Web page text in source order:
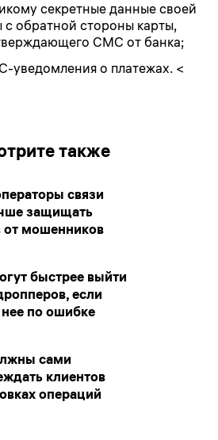
секретные данные своей
обратной стороны карты,
СМС от банка;
о платежах. <
также
связи
защищать
от мошенников
быстрее выйти
если
по ошибке
сами
клиентов
операций